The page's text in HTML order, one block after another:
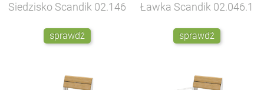
Siedzisko Scandik 02.146
sprawdź
Ławka Scandik 02.046.1
sprawdź